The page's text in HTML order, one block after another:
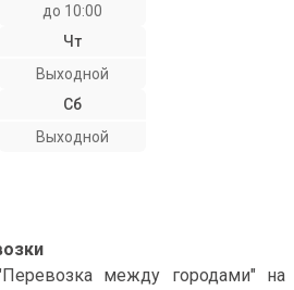
до 10:00
Чт
Выходной
Сб
Выходной
между городами" на